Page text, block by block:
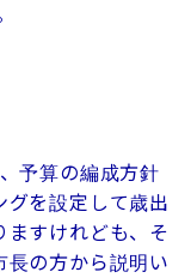
予算の編成方針
グを設定して歳出
すけれども、そ
の方から説明い